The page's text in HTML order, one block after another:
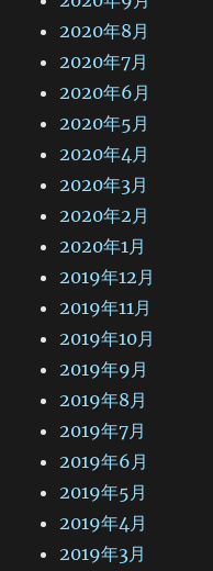
2020年8月
2020年7月
2020年6月
2020年5月
2020年4月
2020年3月
2020年2月
2020年1月
2019年12月
2019年11月
2019年10月
2019年9月
2019年8月
2019年7月
2019年6月
2019年5月
2019年4月
2019年3月